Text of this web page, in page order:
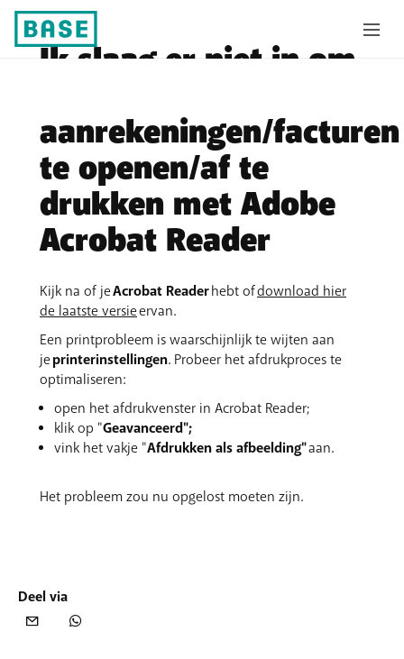
Ik slaag er niet in om
aanrekeningen/facturen
te openen/af te
drukken met Adobe
Acrobat Reader
Kijk na of jeAcrobat Readerhebt ofdownload hier
de laatste versieervan.
Een printprobleem is waarschijnlijk te wijten aan
jeprinterinstellingen. Probeer het afdrukproces te
optimaliseren:
open het afdrukvenster in Acrobat Reader;
klik op "Geavanceerd";
vink het vakje "Afdrukken als afbeelding"aan.
Het probleem zou nu opgelost moeten zijn.
Deel via